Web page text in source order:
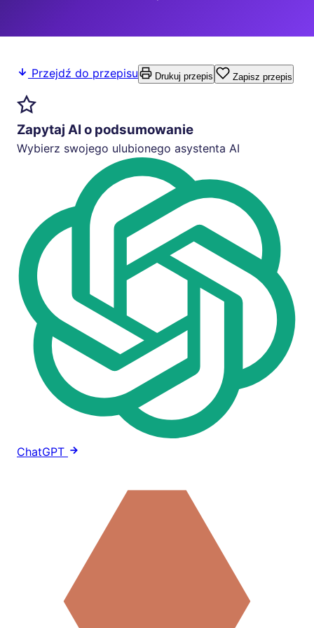
Przejdź do przepisu Drukuj przepis Zapisz przepis
Zapytaj AI o podsumowanie
Wybierz swojego ulubionego asystenta AI
ChatGPT